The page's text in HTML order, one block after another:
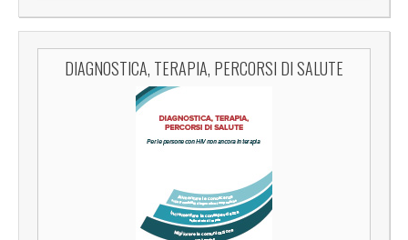
DIAGNOSTICA, TERAPIA, PERCORSI DI SALUTE